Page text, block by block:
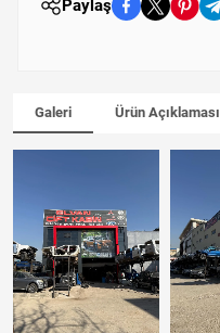
Paylaş
Galeri Ürün Açıklaması